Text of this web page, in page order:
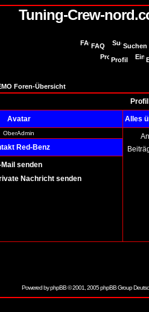
Tuning-Crew-
FAQ
Suchen
Profil
Foren-Übersicht
Avatar Alles
OberAdmin
Red-Benz
Powered byphpBB© 2001, 2005 phpBB Group